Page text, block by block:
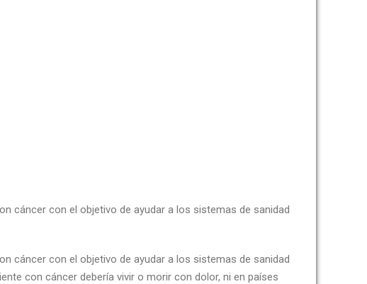
cáncer con el objetivo de ayudar a los sistemas de sanidad
cáncer con el objetivo de ayudar a los sistemas de sanidad
con cáncer debería vivir o morir con dolor, ni en países